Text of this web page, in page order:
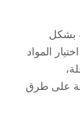
تختلف الفولاذ المقاوم للصدأ 304 و430 بشكل
المواد
على طرق